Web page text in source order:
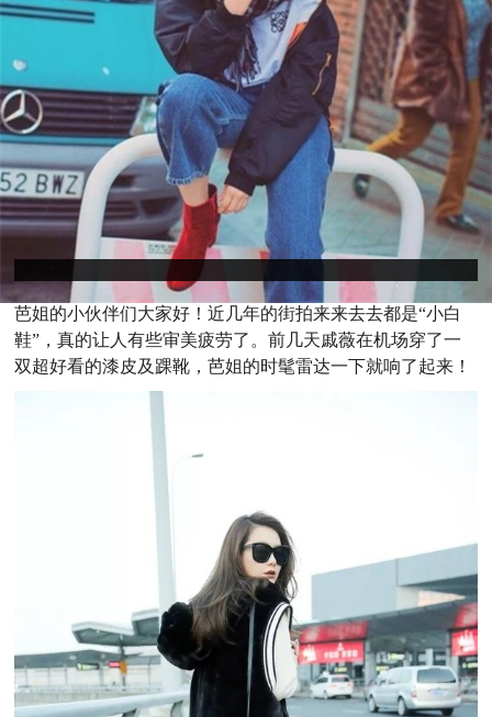
芭姐的小伙伴们大家好！近几年的街拍来来去去都是“小白
鞋”，真的让人有些审美疲劳了。前几天戚薇在机场穿了一
双超好看的漆皮及踝靴，芭姐的时髦雷达一下就响了起来！